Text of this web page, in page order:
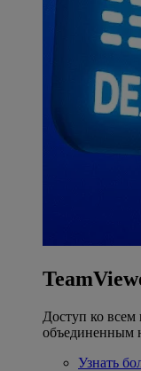
Доступ ко
объединенным
Узнать